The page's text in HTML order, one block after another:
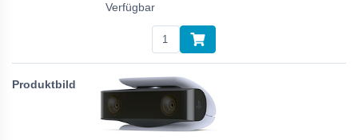
Verfügbar